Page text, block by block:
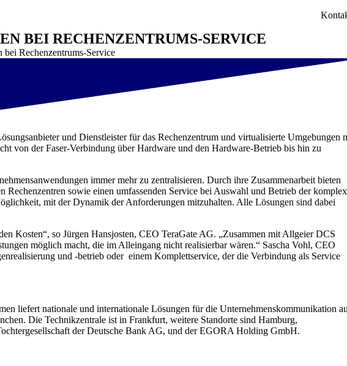
BEI RECHENZENTRUMS-SERVICE
Rechenzentrums-Service
und Dienstleister für das Rechenzentrum und virtualisierte Umgebungen
von der Faser-Verbindung über Hardware und den Hardware-Betrieb bis hin zu
immer mehr zu zentralisieren. Durch ihre Zusammenarbeit bieten
sowie einen umfassenden Service bei Auswahl und Betrieb der
mit der Dynamik der Anforderungen mitzuhalten. Alle Lösungen sind dabei
Kosten“, so Jürgen Hansjosten, CEO TeraGate AG. „Zusammen mit Allgeier DCS
möglich macht, die im Alleingang nicht realisierbar wären.“ Sascha Vohl, CEO
und -betrieb oder einem Komplettservice, der die Verbindung als Service
liefert nationale und internationale Lösungen für die Unternehmenskommunikation
Die Technikzentrale ist in Frankfurt, weitere Standorte sind Hamburg,
der Deutsche Bank AG, und der EGORA Holding GmbH.